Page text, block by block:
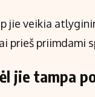
jie veikia
priimdami
jie tampa